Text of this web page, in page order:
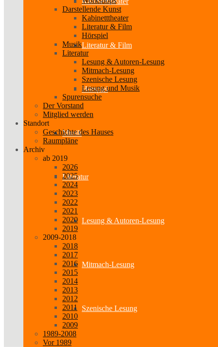
Literatur & Film
Hörspiel
Musik
Literatur
Lesung & Autoren-Lesung
Mitmach-Lesung
Szenische Lesung
Darstellende Kunst
Kabinetttheater
Literatur & Film
Hörspiel
Musik
Literatur
Lesung & Autoren-Lesung
Mitmach-Lesung
Szenische Lesung
Lesung und Musik
Spurensuche
Der Vorstand
Mitglied werden
Standort
Geschichte des Hauses
Raumpläne
Archiv
ab 2019
2026
2025
2024
2023
2022
2021
2020
2019
2009-2018
2018
2017
2016
2015
2014
2013
2012
2011
2010
2009
1989-2008
Vor 1989